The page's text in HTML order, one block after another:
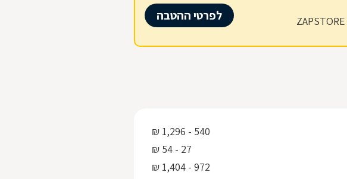
לפרטי ההטבה
540 - 1,296 ₪
27 - 54 ₪
972 - 1,404 ₪